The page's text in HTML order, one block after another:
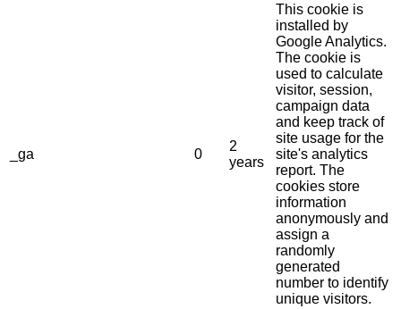
_ga 0
2
years
This cookie is
installed by
Google Analytics.
The cookie is
used to calculate
visitor, session,
campaign data
and keep track of
site usage for the
site's analytics
report. The
cookies store
information
anonymously and
assign a
randomly
generated
number to identify
unique visitors.